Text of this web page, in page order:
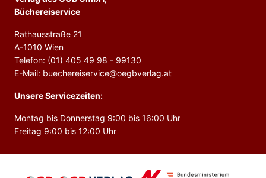
Büchereiservice
Rathausstraße 21
A-1010 Wien
Telefon: (01) 405 49 98 - 99130
E-Mail: buechereiservice@oegbverlag.at
Unsere Servicezeiten:
Montag bis Donnerstag 9:00 bis 16:00 Uhr
Freitag 9:00 bis 12:00 Uhr